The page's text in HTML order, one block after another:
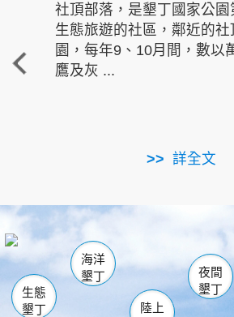
社頂部落，是墾丁國家公園
生態旅遊的社區，鄰近的社
園，每年9、10月間，數以
鷹及灰 ...
詳全文
海生館
恆春
龍鑾潭自然中心 森林遊
瓊麻館
關山 墾管處遊客
社頂
船帆石
白砂 香
生態
墾丁
海洋
墾丁
陸上
夜間
墾丁